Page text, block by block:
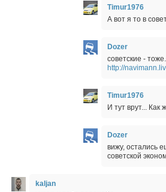
Timur1976
А вот я то в
Dozer
советские - тоже.
http://
Timur1976
И тут врут... Как
Dozer
вижу, остались
советской
kaljan